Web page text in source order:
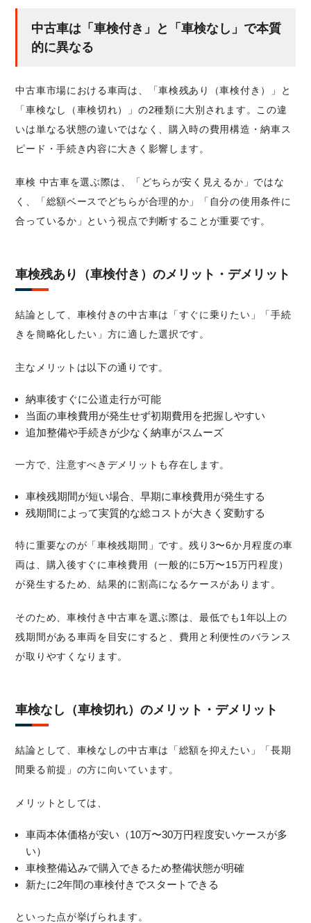
中古車は「車検付き」と「車検なし」で本質
的に異なる
中古車市場における車両は、「車検残あり（車検付き）」と
「車検なし（車検切れ）」の2種類に大別されます。この違
いは単なる状態の違いではなく、購入時の費用構造・納車ス
ピード・手続き内容に大きく影響します。
車検 中古車を選ぶ際は、「どちらが安く見えるか」ではな
く、「総額ベースでどちらが合理的か」「自分の使用条件に
合っているか」という視点で判断することが重要です。
車検残あり（車検付き）のメリット・デメリット
結論として、車検付きの中古車は「すぐに乗りたい」「手続
きを簡略化したい」方に適した選択です。
主なメリットは以下の通りです。
納車後すぐに公道走行が可能
当面の車検費用が発生せず初期費用を把握しやすい
追加整備や手続きが少なく納車がスムーズ
一方で、注意すべきデメリットも存在します。
車検残期間が短い場合、早期に車検費用が発生する
残期間によって実質的な総コストが大きく変動する
特に重要なのが「車検残期間」です。残り3〜6か月程度の車
両は、購入後すぐに車検費用（一般的に5万〜15万円程度）
が発生するため、結果的に割高になるケースがあります。
そのため、車検付き中古車を選ぶ際は、最低でも1年以上の
残期間がある車両を目安にすると、費用と利便性のバランス
が取りやすくなります。
車検なし（車検切れ）のメリット・デメリット
結論として、車検なしの中古車は「総額を抑えたい」「長期
間乗る前提」の方に向いています。
メリットとしては、
車両本体価格が安い（10万〜30万円程度安いケースが多
い）
車検整備込みで購入できるため整備状態が明確
新たに2年間の車検付きでスタートできる
といった点が挙げられます。